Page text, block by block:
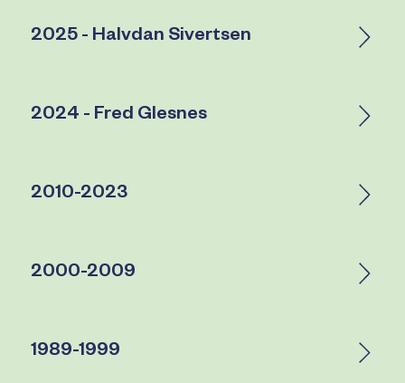
2025 - Halvdan Sivertsen
2024 - Fred Glesnes
2010-2023
2000-2009
1989-1999